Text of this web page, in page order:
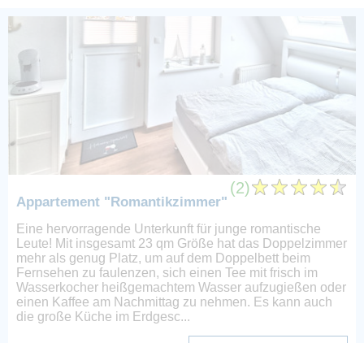
(2)
Appartement "Romantikzimmer"
Eine hervorragende Unterkunft für junge romantische
Leute! Mit insgesamt 23 qm Größe hat das Doppelzimmer
mehr als genug Platz, um auf dem Doppelbett beim
Fernsehen zu faulenzen, sich einen Tee mit frisch im
Wasserkocher heißgemachtem Wasser aufzugießen oder
einen Kaffee am Nachmittag zu nehmen. Es kann auch
die große Küche im Erdgesc...